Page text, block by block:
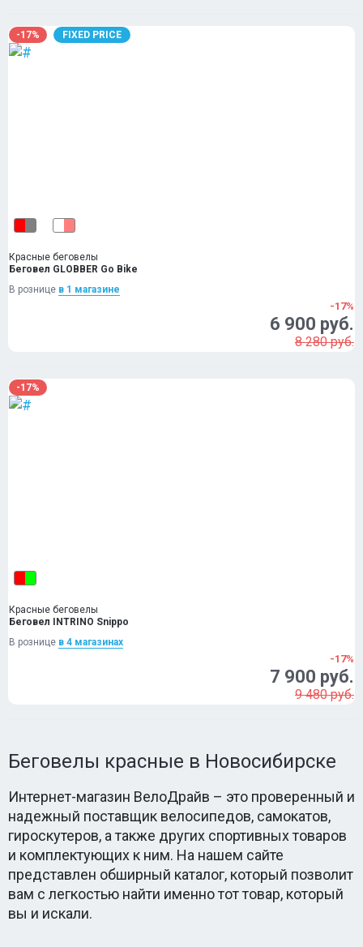
-17% FIXED PRICE
Красные беговелы
Беговел GLOBBER Go Bike
В рознице в 1 магазинe
-17%
6 900 руб.
8 280 руб.
-17%
Красные беговелы
Беговел INTRINO Snippo
В рознице в 4 магазинах
-17%
7 900 руб.
9 480 руб.
Беговелы красные в Новосибирске
Интернет-магазин ВелоДрайв – это проверенный и
надежный поставщик велосипедов, самокатов,
гироскутеров, а также других спортивных товаров
и комплектующих к ним. На нашем сайте
представлен обширный каталог, который позволит
вам с легкостью найти именно тот товар, который
вы и искали.